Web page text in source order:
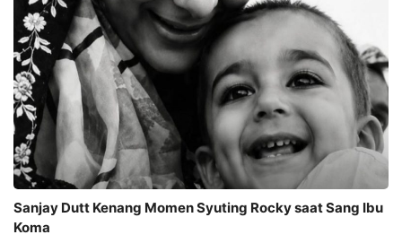
Sanjay Dutt Kenang Momen Syuting Rocky saat Sang Ibu
Koma